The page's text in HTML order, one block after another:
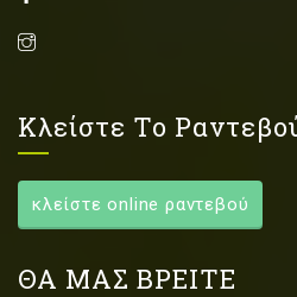
Κλείστε Το
κλείστε online ραντεβού
ΘΑ ΜΑΣ ΒΡΕΙΤΕ